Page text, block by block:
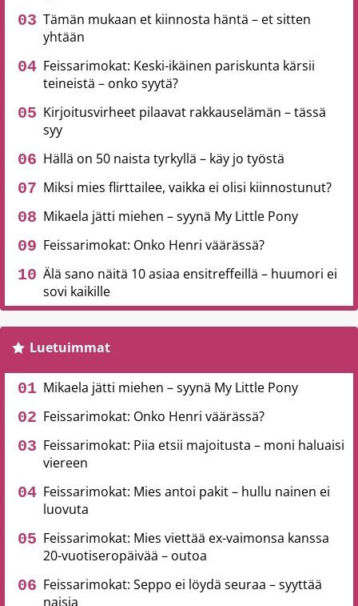
Tämän mukaan et kiinnosta häntä – et sitten
yhtään
Feissarimokat: Keski-ikäinen pariskunta kärsii
teineistä – onko syytä?
Kirjoitusvirheet pilaavat rakkauselämän – tässä
syy
Hällä on 50 naista tyrkyllä – käy jo työstä
Miksi mies flirttailee, vaikka ei olisi kiinnostunut?
Mikaela jätti miehen – syynä My Little Pony
Feissarimokat: Onko Henri väärässä?
Älä sano näitä 10 asiaa ensitreffeillä – huumori ei
sovi kaikille
Luetuimmat
Mikaela jätti miehen – syynä My Little Pony
Feissarimokat: Onko Henri väärässä?
Feissarimokat: Piia etsii majoitusta – moni haluaisi
viereen
Feissarimokat: Mies antoi pakit – hullu nainen ei
luovuta
Feissarimokat: Mies viettää ex-vaimonsa kanssa
20-vuotiseropäivää – outoa
Feissarimokat: Seppo ei löydä seuraa – syyttää
naisia